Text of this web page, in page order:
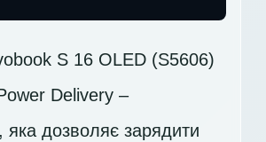
S 16 OLED (S5606)
Delivery –
яка дозволяє зарядити